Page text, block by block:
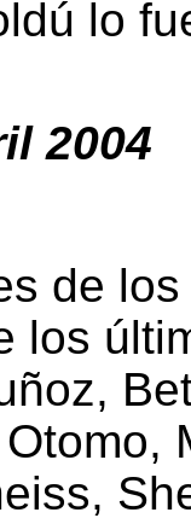
lo
2004
de
los